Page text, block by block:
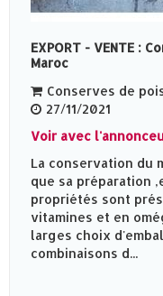
EXPORT - VENTE :
Maroc
Conserves de
27/11/2021
Voir avec
La conservation du
que sa préparation
propriétés sont
vitamines et en
larges choix
combinaisons d...